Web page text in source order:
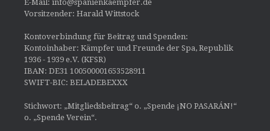
E-Mail: info@spanienkaempfer.de
Vorsitzender: Harald Wittstock
Kontoverbindung für Beitrag und Spenden:
Kontoinhaber: Kämpfer und Freunde der Spa, Republik
1936 - 1939 e.V. (KFSR)
IBAN: DE31 100500001653528911
SWIFT-BIC: BELADEBEXXX
Stichwort: „Mitgliedsbeitrag“ o. „Spende ¡NO PASARÁN!“
o. „Spende Verein“.